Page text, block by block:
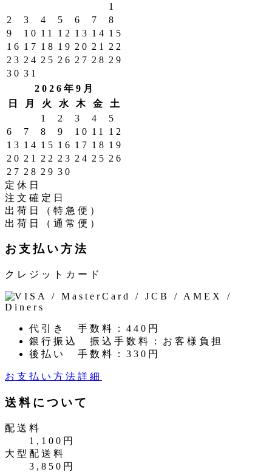
1
2
3 4 5 6 7
8
9
10 11 12 13 14 15
16 17 18 19 20 21
22
23 24 25 26 27 28 29
30 31
2026年9月
日
月 火 水 木 金
土
1
2 3 4
5
6
7 8 9 10 11
12
13 14 15 16 17 18 19
20 21 22 23 24 25 26
27 28 29 30
定休日
注文確定日
出荷日（特急便）
出荷日（通常便）
お支払い方法
クレジットカード
代引き 手数料：440円
銀行振込 振込手数料：お客様負担
後払い 手数料：330円
お支払い方法詳細
送料について
配送料
1,100円
大型配送料
3,850円